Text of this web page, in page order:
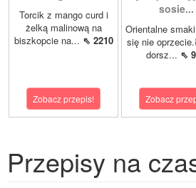
Torcik z mango curd i
żelką malinową na
biszkopcie na... ⇖ 2210
Zobacz przepis!
sosie...
Orientalne
się nie
dorsz... ⇖
Zobacz
Przepisy na